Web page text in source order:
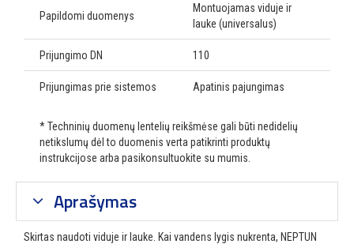
Papildomi duomenys
Montuojamas viduje ir
lauke (universalus)
Prijungimo DN 110
Prijungimas prie sistemos Apatinis pajungimas
* Techninių duomenų lentelių reikšmėse gali būti nedidelių
netikslumų dėl to duomenis verta patikrinti produktų
instrukcijose arba pasikonsultuokite su mumis.
Aprašymas
Skirtas naudoti viduje ir lauke. Kai vandens lygis nukrenta, NEPTUN